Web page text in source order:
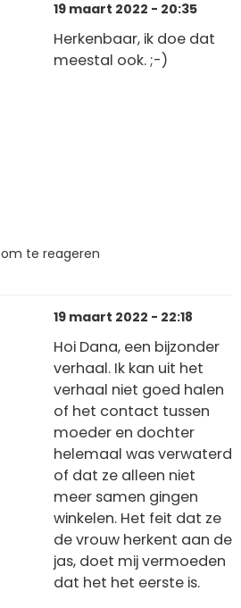
19 maart 2022 - 20:35
Herkenbaar, ik doe dat
meestal ook. ;-)
om te reageren
19 maart 2022 - 22:18
Hoi Dana, een bijzonder
verhaal. Ik kan uit het
verhaal niet goed halen
of het contact tussen
moeder en dochter
helemaal was verwaterd
of dat ze alleen niet
meer samen gingen
winkelen. Het feit dat ze
de vrouw herkent aan de
jas, doet mij vermoeden
dat het het eerste is.